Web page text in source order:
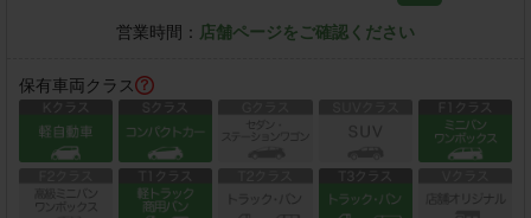
営業時間： 店舗ページをご確認ください
保有車両クラス